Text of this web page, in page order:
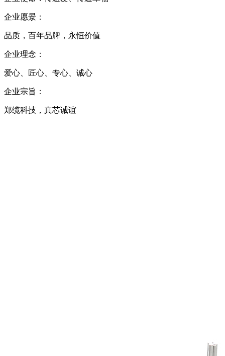
企业愿景：
品质，百年品牌，永恒价值
企业理念：
爱心、匠心、专心、诚心
企业宗旨：
郑缆科技，真芯诚谊